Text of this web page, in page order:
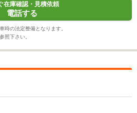
在庫確認・見積依頼
電話する
時の法定整備となります。
照下さい。